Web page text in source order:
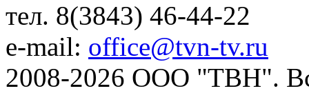
тел. 8(3843) 46-44-22
e-mail: office@tvn-tv.ru
2008-2026 ООО "ТВН".